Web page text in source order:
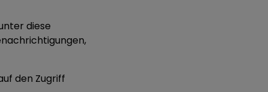
diese
den Zugriff